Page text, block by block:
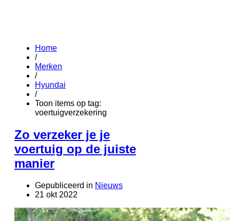
Home
/
Merken
/
Hyundai
/
Toon items op tag:
voertuigverzekering
Zo verzeker je je
voertuig op de juiste
manier
Gepubliceerd in Nieuws
21 okt 2022